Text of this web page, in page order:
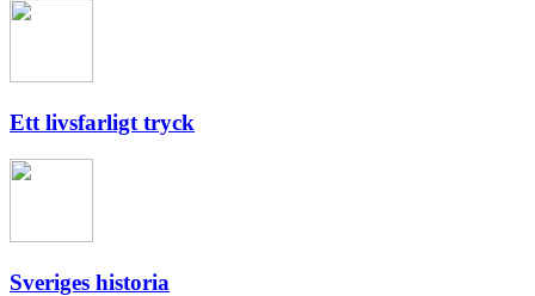
Ett livsfarligt tryck
Sveriges historia